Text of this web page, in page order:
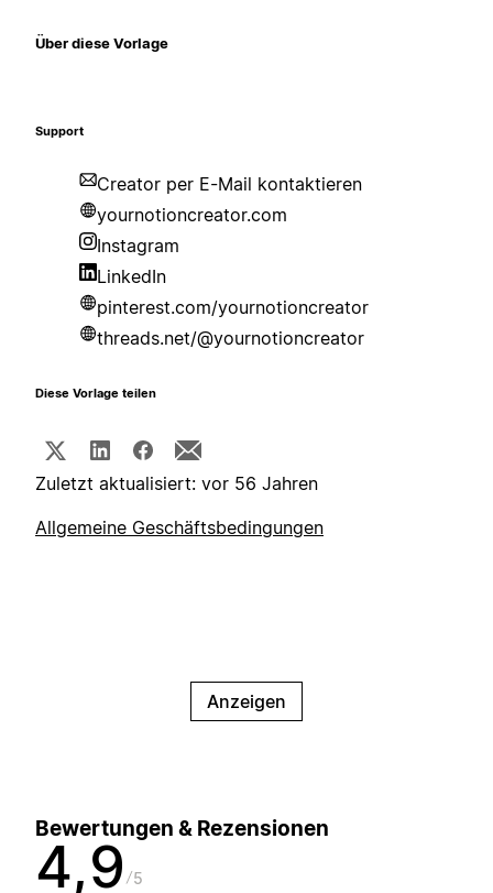
Über diese Vorlage
Support
Creator per E-Mail kontaktieren
yournotioncreator.com
Instagram
LinkedIn
pinterest.com/yournotioncreator
threads.net/@yournotioncreator
Diese Vorlage teilen
Zuletzt aktualisiert: vor 56 Jahren
Allgemeine Geschäftsbedingungen
Anzeigen
Bewertungen & Rezensionen
4,9 5